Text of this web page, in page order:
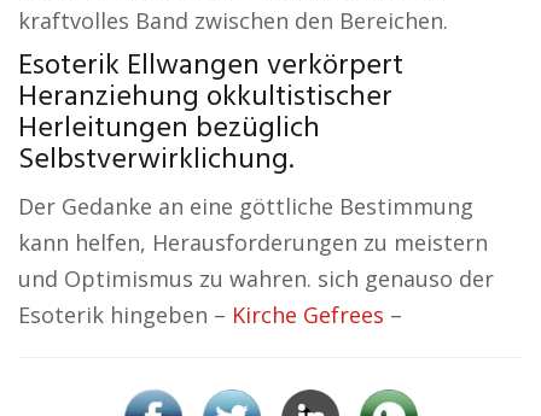
kraftvolles Band zwischen den Bereichen.
Esoterik Ellwangen verkörpert
Heranziehung okkultistischer
Herleitungen bezüglich
Selbstverwirklichung.
Der Gedanke an eine göttliche Bestimmung
kann helfen, Herausforderungen zu meistern
und Optimismus zu wahren. sich genauso der
Esoterik hingeben – Kirche Gefrees –